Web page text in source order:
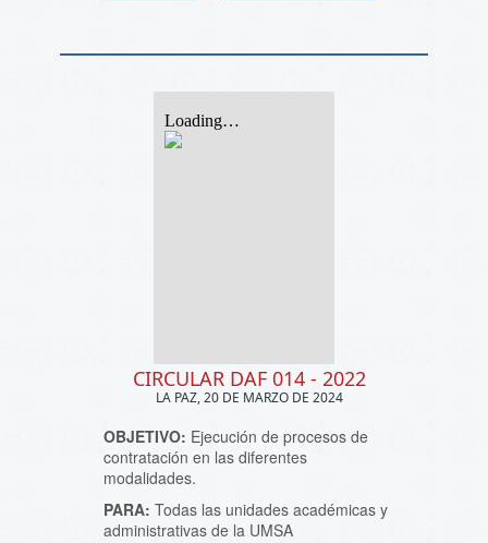
CIRCULAR DAF 014 - 2022
LA PAZ, 20 DE MARZO DE 2024
OBJETIVO: Ejecución de procesos de
contratación en las diferentes
modalidades.
PARA: Todas las unidades académicas y
administrativas de la UMSA